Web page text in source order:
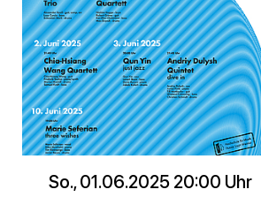
So., 01.06.2025 20:00 Uhr